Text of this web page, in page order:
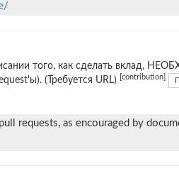
того, как сделать вклад,
(Требуется URL)
[contribution]
requests, as encouraged by